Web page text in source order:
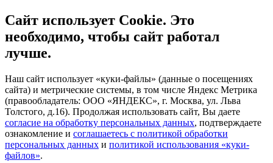
Сайт использует Cookie. Это
необходимо, чтобы сайт работал
лучше.
Наш сайт использует «куки-файлы» (данные о посещениях
сайта) и метрические системы, в том числе Яндекс Метрика
(правообладатель: ООО «ЯНДЕКС», г. Москва, ул. Льва
Толстого, д.16). Продолжая использовать сайт, Вы даете
согласие на обработку персональных данных, подтверждаете
ознакомление и соглашаетесь с политикой обработки
персональных данных и политикой использования «куки-
файлов».